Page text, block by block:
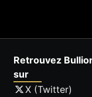
Retrouvez
sur
X (Twitter)